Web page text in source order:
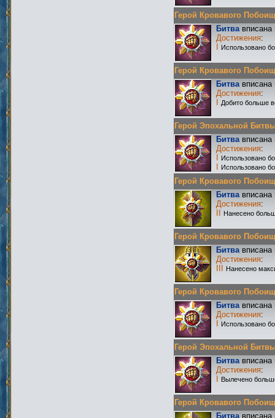
Герой Кровавого
Битвавписана
Достижения:
Использовано
Герой Кровавого
Битвавписана
Достижения:
Добито больше
Герой Эпохальной
Битвавписана
Достижения:
Использовано
Использовано
Герой Кровавого
Битвавписана
Достижения:
Нанесено
Герой Кровавого
Битвавписана
Достижения:
Нанесено
Герой Кровавого
Битвавписана
Достижения:
Использовано
Герой Эпохальной
Битвавписана
Достижения:
Вылечено
Герой Кровавого
Битвавписана